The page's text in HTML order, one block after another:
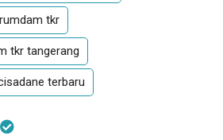
tkr
tkr tangerang
terbaru